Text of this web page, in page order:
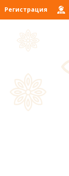
Регистрация